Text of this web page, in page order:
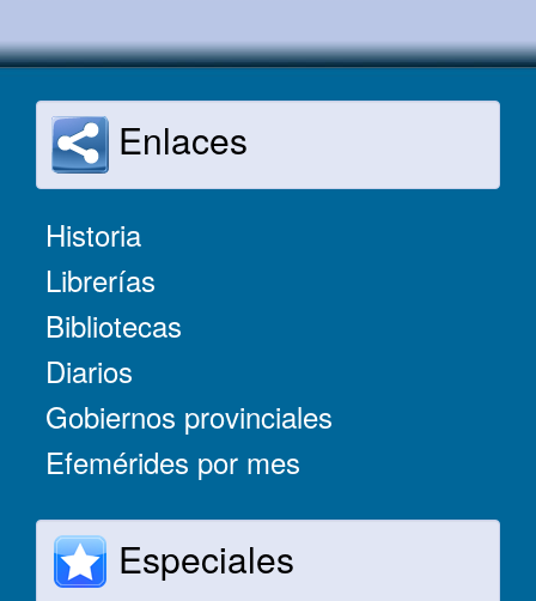
Enlaces
Historia
Librerías
Bibliotecas
Diarios
Gobiernos provinciales
Efemérides por mes
Especiales